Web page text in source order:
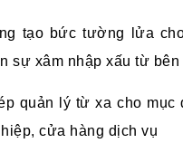
tạo bức tường lửa
sự xâm nhập xấu từ bên
quản lý từ xa cho mục
cửa hàng dịch vụ